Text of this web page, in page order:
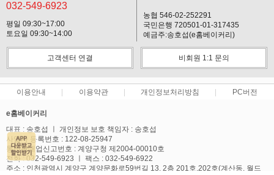
032-549-6923
평일 09:30~17:00
토요일 09:30~14:00
농협 546-02-252291
국민은행 720501-01-317435
예금주:송호섭(e홈베이커리)
고객센터 연결 비회원 1:1 문의
이용안내 이용약관 개인정보처리방침 PC버전
e홈베이커리
대표 : 송호섭 ㅣ 개인정보 보호 책임자 : 송호섭
사업자 등록번호 : 122-08-25947
통신판매업신고번호 : 계양구청 제2004-00010호
전화 : 032-549-6923 ㅣ 팩스 : 032-549-6922
주소 : 인천광역시 계양구 계양문화로59번길 13, 2층 201호,202호(계산동, 월드